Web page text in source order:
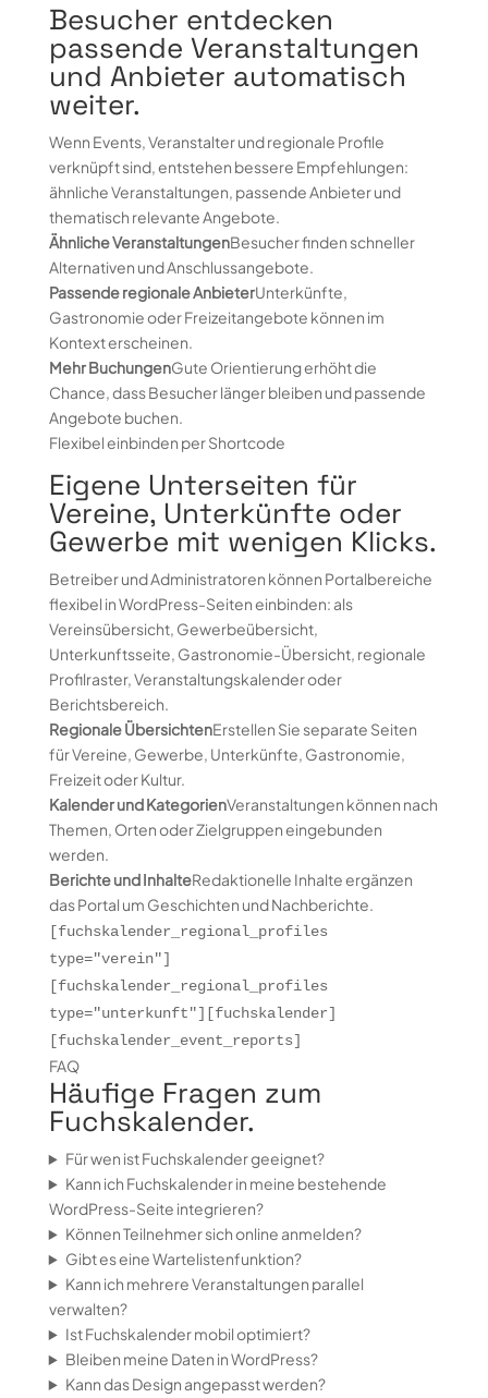
Besucher entdecken
passende Veranstaltungen
und Anbieter automatisch
weiter.
Wenn Events, Veranstalter und regionale Profile
verknüpft sind, entstehen bessere Empfehlungen:
ähnliche Veranstaltungen, passende Anbieter und
thematisch relevante Angebote.
Ähnliche VeranstaltungenBesucher finden schneller
Alternativen und Anschlussangebote.
Passende regionale AnbieterUnterkünfte,
Gastronomie oder Freizeitangebote können im
Kontext erscheinen.
Mehr BuchungenGute Orientierung erhöht die
Chance, dass Besucher länger bleiben und passende
Angebote buchen.
Flexibel einbinden per Shortcode
Eigene Unterseiten für
Vereine, Unterkünfte oder
Gewerbe mit wenigen Klicks.
Betreiber und Administratoren können Portalbereiche
flexibel in WordPress-Seiten einbinden: als
Vereinsübersicht, Gewerbeübersicht,
Unterkunftsseite, Gastronomie-Übersicht, regionale
Profilraster, Veranstaltungskalender oder
Berichtsbereich.
Regionale ÜbersichtenErstellen Sie separate Seiten
für Vereine, Gewerbe, Unterkünfte, Gastronomie,
Freizeit oder Kultur.
Kalender und KategorienVeranstaltungen können nach
Themen, Orten oder Zielgruppen eingebunden
werden.
Berichte und InhalteRedaktionelle Inhalte ergänzen
das Portal um Geschichten und Nachberichte.
[fuchskalender_regional_profiles
type="verein"]
[fuchskalender_regional_profiles
type="unterkunft"] [fuchskalender]
[fuchskalender_event_reports]
FAQ
Häufige Fragen zum
Fuchskalender.
Für wen ist Fuchskalender geeignet?
Kann ich Fuchskalender in meine bestehende
WordPress-Seite integrieren?
Können Teilnehmer sich online anmelden?
Gibt es eine Wartelistenfunktion?
Kann ich mehrere Veranstaltungen parallel
verwalten?
Ist Fuchskalender mobil optimiert?
Bleiben meine Daten in WordPress?
Kann das Design angepasst werden?